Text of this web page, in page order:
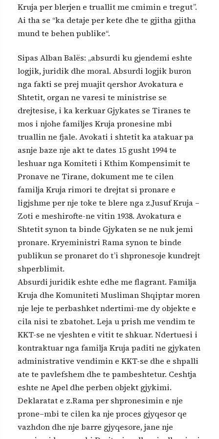
Kruja per blerjen e truallit me cmimin e tregut”.
Ai tha se “ka detaje per kete dhe te gjitha gjitha
mund te behen publike“.
Sipas Alban Balës: „absurdi ku gjendemi eshte
logjik, juridik dhe moral. Absurdi logjik buron
nga fakti se prej muajit qershor Avokatura e
Shtetit, organ ne varesi te ministrise se
drejtesise, i ka kerkuar Gjykates se Tiranes te
mos i njohe familjes Kruja pronesine mbi
truallin ne fjale. Avokati i shtetit ka atakuar pa
asnje baze nje akt te dates 15 gusht 1994 te
leshuar nga Komiteti i Kthim Kompensimit te
Pronave ne Tirane, dokument me te cilen
familja Kruja rimori te drejtat si pronare e
ligjshme per nje toke te blere nga z.Jusuf Kruja –
Zoti e meshirofte-ne vitin 1938. Avokatura e
Shtetit synon ta binde Gjykaten se ne nuk jemi
pronare. Kryeministri Rama synon te binde
publikun se pronaret do t’i shpronesoje kundrejt
shperblimit.
Absurdi juridik eshte edhe me flagrant. Familja
Kruja dhe Komuniteti Musliman Shqiptar moren
nje leje te perbashket ndertimi-me dy objekte e
cila nisi te zbatohet. Leja u prish me vendim te
KKT-se ne vjeshten e vitit te shkuar. Ndertuesi i
kontraktuar nga familja Kruja paditi ne gjykaten
administrative vendimin e KKT-se dhe e shpalli
ate te pavlefshem dhe te pambeshtetur. Ceshtja
eshte ne Apel dhe perben objekt gjykimi.
Deklaratat e z.Rama per shpronesimin e nje
prone–mbi te cilen ka nje proces gjyqesor qe
vazhdon dhe nje barre gjyqesore, jane nje